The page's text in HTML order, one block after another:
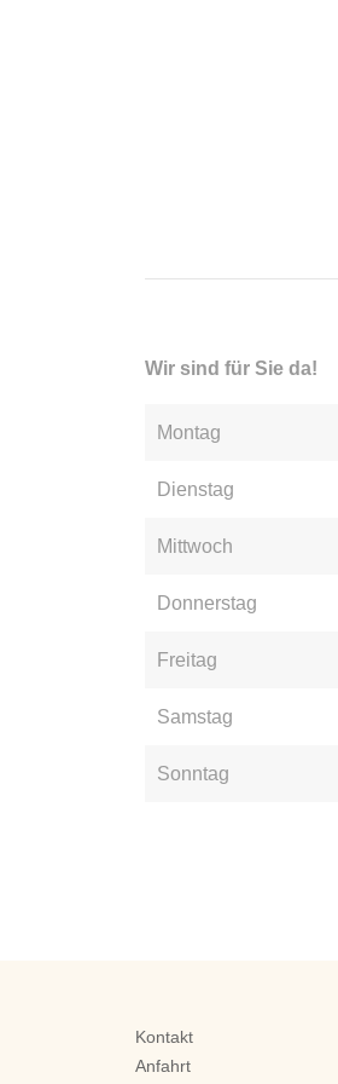
Wir sind für Sie da!
Montag
Dienstag
Mittwoch
Donnerstag
Freitag
Samstag
Sonntag
Kontakt
Anfahrt